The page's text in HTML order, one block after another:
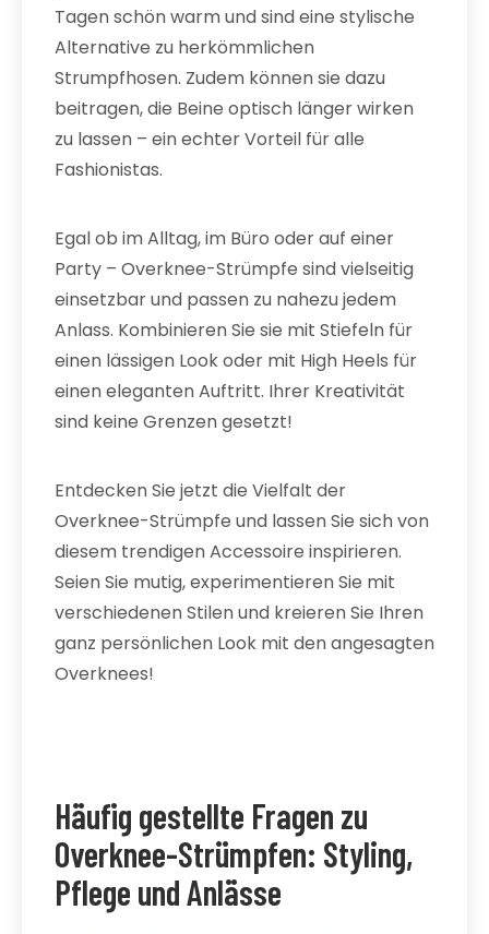
Tagen schön warm und sind eine stylische
Alternative zu herkömmlichen
Strumpfhosen. Zudem können sie dazu
beitragen, die Beine optisch länger wirken
zu lassen – ein echter Vorteil für alle
Fashionistas.
Egal ob im Alltag, im Büro oder auf einer
Party – Overknee-Strümpfe sind vielseitig
einsetzbar und passen zu nahezu jedem
Anlass. Kombinieren Sie sie mit Stiefeln für
einen lässigen Look oder mit High Heels für
einen eleganten Auftritt. Ihrer Kreativität
sind keine Grenzen gesetzt!
Entdecken Sie jetzt die Vielfalt der
Overknee-Strümpfe und lassen Sie sich von
diesem trendigen Accessoire inspirieren.
Seien Sie mutig, experimentieren Sie mit
verschiedenen Stilen und kreieren Sie Ihren
ganz persönlichen Look mit den angesagten
Overknees!
Häufig gestellte Fragen zu
Overknee-Strümpfen: Styling,
Pflege und Anlässe